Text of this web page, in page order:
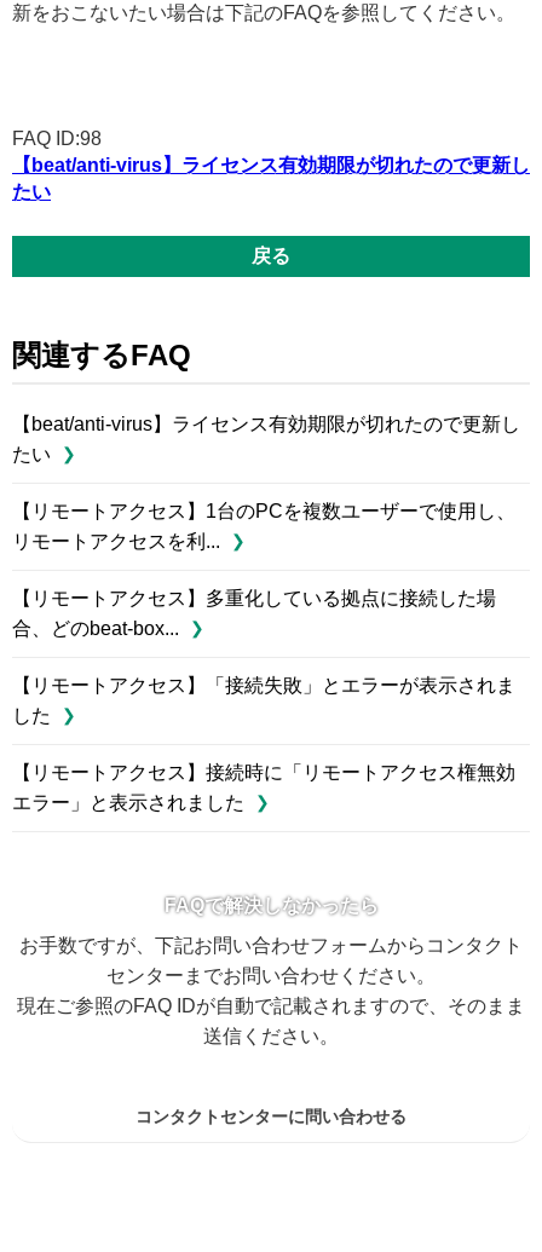
新をおこないたい場合は下記のFAQを参照してください。
FAQ ID:98
【beat/anti-virus】ライセンス有効期限が切れたので更新し
たい
戻る
関連するFAQ
【beat/anti-virus】ライセンス有効期限が切れたので更新し
たい
【リモートアクセス】1台のPCを複数ユーザーで使用し、
リモートアクセスを利...
【リモートアクセス】多重化している拠点に接続した場
合、どのbeat-box...
【リモートアクセス】「接続失敗」とエラーが表示されま
した
【リモートアクセス】接続時に「リモートアクセス権無効
エラー」と表示されました
FAQで解決しなかったら
お手数ですが、下記お問い合わせフォームからコンタクト
センターまでお問い合わせください。
現在ご参照のFAQ IDが自動で記載されますので、そのまま
送信ください。
コンタクトセンターに問い合わせる